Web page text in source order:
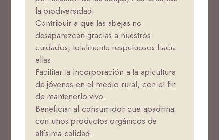
la biodiversidad.
Contribuir a que las abejas no
desaparezcan gracias a nuestros
cuidados, totalmente respetuosos hacia
ellas.
Facilitar la incorporación a la apicultura
de jóvenes en el medio rural, con el fin
de mantenerlo vivo.
Beneficiar al consumidor que apadrina
con unos productos orgánicos de
altísima calidad.